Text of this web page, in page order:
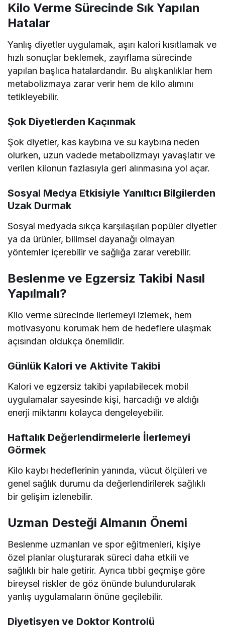
Kilo Verme Sürecinde Sık Yapılan
Hatalar
Yanlış diyetler uygulamak, aşırı kalori kısıtlamak ve
hızlı sonuçlar beklemek, zayıflama sürecinde
yapılan başlıca hatalardandır. Bu alışkanlıklar hem
metabolizmaya zarar verir hem de kilo alımını
tetikleyebilir.
Şok Diyetlerden Kaçınmak
Şok diyetler, kas kaybına ve su kaybına neden
olurken, uzun vadede metabolizmayı yavaşlatır ve
verilen kilonun fazlasıyla geri alınmasına yol açar.
Sosyal Medya Etkisiyle Yanıltıcı Bilgilerden
Uzak Durmak
Sosyal medyada sıkça karşılaşılan popüler diyetler
ya da ürünler, bilimsel dayanağı olmayan
yöntemler içerebilir ve sağlığa zarar verebilir.
Beslenme ve Egzersiz Takibi Nasıl
Yapılmalı?
Kilo verme sürecinde ilerlemeyi izlemek, hem
motivasyonu korumak hem de hedeflere ulaşmak
açısından oldukça önemlidir.
Günlük Kalori ve Aktivite Takibi
Kalori ve egzersiz takibi yapılabilecek mobil
uygulamalar sayesinde kişi, harcadığı ve aldığı
enerji miktarını kolayca dengeleyebilir.
Haftalık Değerlendirmelerle İlerlemeyi
Görmek
Kilo kaybı hedeflerinin yanında, vücut ölçüleri ve
genel sağlık durumu da değerlendirilerek sağlıklı
bir gelişim izlenebilir.
Uzman Desteği Almanın Önemi
Beslenme uzmanları ve spor eğitmenleri, kişiye
özel planlar oluşturarak süreci daha etkili ve
sağlıklı bir hale getirir. Ayrıca tıbbi geçmişe göre
bireysel riskler de göz önünde bulundurularak
yanlış uygulamaların önüne geçilebilir.
Diyetisyen ve Doktor Kontrolü